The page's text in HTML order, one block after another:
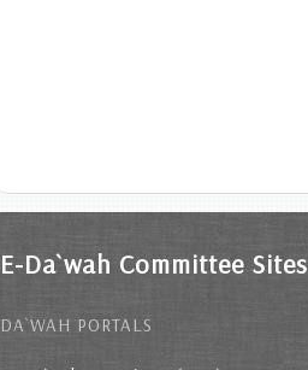
E-Da`wah Committee Sites
DA`WAH PORTALS